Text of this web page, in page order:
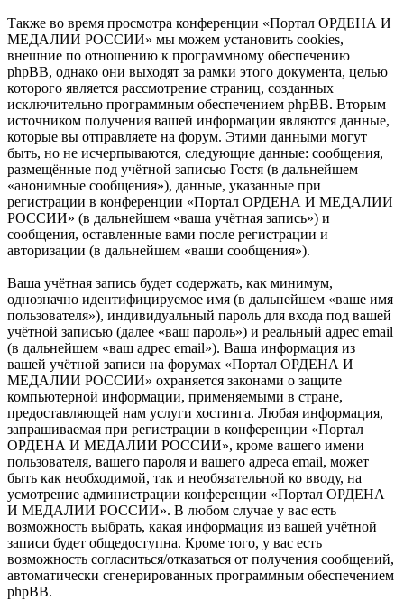
Также во время просмотра конференции «Портал ОРДЕНА И
МЕДАЛИИ РОССИИ» мы можем установить cookies,
внешние по отношению к программному обеспечению
phpBB, однако они выходят за рамки этого документа, целью
которого является рассмотрение страниц, созданных
исключительно программным обеспечением phpBB. Вторым
источником получения вашей информации являются данные,
которые вы отправляете на форум. Этими данными могут
быть, но не исчерпываются, следующие данные: сообщения,
размещённые под учётной записью Гостя (в дальнейшем
«анонимные сообщения»), данные, указанные при
регистрации в конференции «Портал ОРДЕНА И МЕДАЛИИ
РОССИИ» (в дальнейшем «ваша учётная запись») и
сообщения, оставленные вами после регистрации и
авторизации (в дальнейшем «ваши сообщения»).
Ваша учётная запись будет содержать, как минимум,
однозначно идентифицируемое имя (в дальнейшем «ваше имя
пользователя»), индивидуальный пароль для входа под вашей
учётной записью (далее «ваш пароль») и реальный адрес email
(в дальнейшем «ваш адрес email»). Ваша информация из
вашей учётной записи на форумах «Портал ОРДЕНА И
МЕДАЛИИ РОССИИ» охраняется законами о защите
компьютерной информации, применяемыми в стране,
предоставляющей нам услуги хостинга. Любая информация,
запрашиваемая при регистрации в конференции «Портал
ОРДЕНА И МЕДАЛИИ РОССИИ», кроме вашего имени
пользователя, вашего пароля и вашего адреса email, может
быть как необходимой, так и необязательной ко вводу, на
усмотрение администрации конференции «Портал ОРДЕНА
И МЕДАЛИИ РОССИИ». В любом случае у вас есть
возможность выбрать, какая информация из вашей учётной
записи будет общедоступна. Кроме того, у вас есть
возможность согласиться/отказаться от получения сообщений,
автоматически сгенерированных программным обеспечением
phpBB.